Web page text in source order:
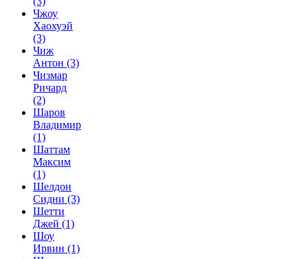
Чжоу
Хаохуэй
(3)
Чиж
Антон (3)
Чизмар
Ричард
(2)
Шаров
Владимир
(1)
Шаттам
Максим
(1)
Шелдон
Сидни (3)
Шетти
Джей (1)
Шоу
Ирвин (1)